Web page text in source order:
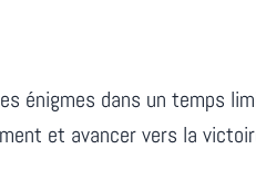
énigmes dans un temps
et avancer vers la